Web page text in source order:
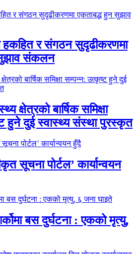
हकहित र संगठन सुदृढीकरणमा
संकलन
क्षेत्रको बार्षिक समिक्षा
हुने दुई स्वास्थ्य संस्था पुरस्कृत
सूचना पोर्टल’ कार्यान्वयन
बस दुर्घटना : एकको मृत्यु,